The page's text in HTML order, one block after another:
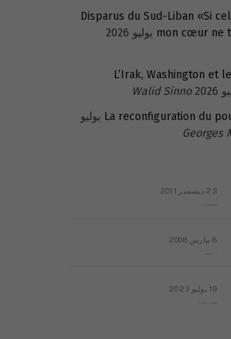
Disparus du Sud-Liban «Si
mon cœur ne
L’Irak, Washington et
Walid Sinno
La reconfiguration du 12 يوليو
Georges
23 ديسمبر 2011
8 مارس 2008
19 يوليو 2023